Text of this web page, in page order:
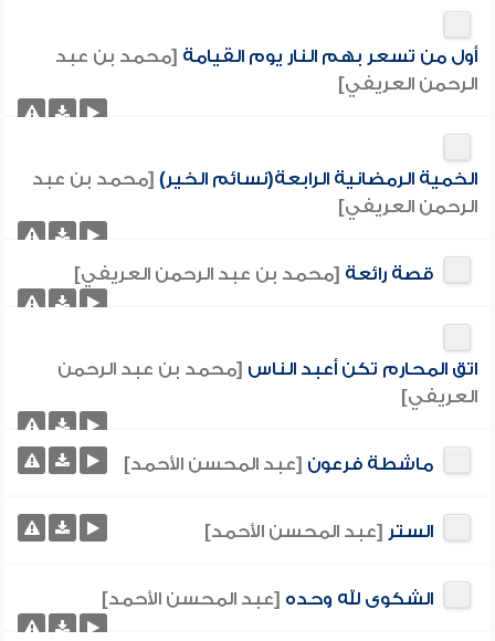
أول من تسعر بهم النار يوم القيامة [محمد بن عبد
الرحمن العريفي]
الخمية الرمضانية الرابعة(نسائم الخير) [محمد بن عبد
الرحمن العريفي]
قصة رائعة [محمد بن عبد الرحمن العريفي]
اتق المحارم تكن أعبد الناس [محمد بن عبد الرحمن
العريفي]
ماشطة فرعون [عبد المحسن الأحمد]
الستر [عبد المحسن الأحمد]
الشكوى لله وحده [عبد المحسن الأحمد]